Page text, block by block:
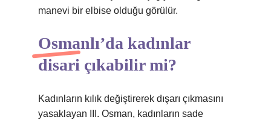
manevi bir elbise olduğu görülür.
Osmanlı’da kadınlar
disari çıkabilir mi?
Kadınların kılık değiştirerek dışarı çıkmasını
yasaklayan III. Osman, kadınların sade